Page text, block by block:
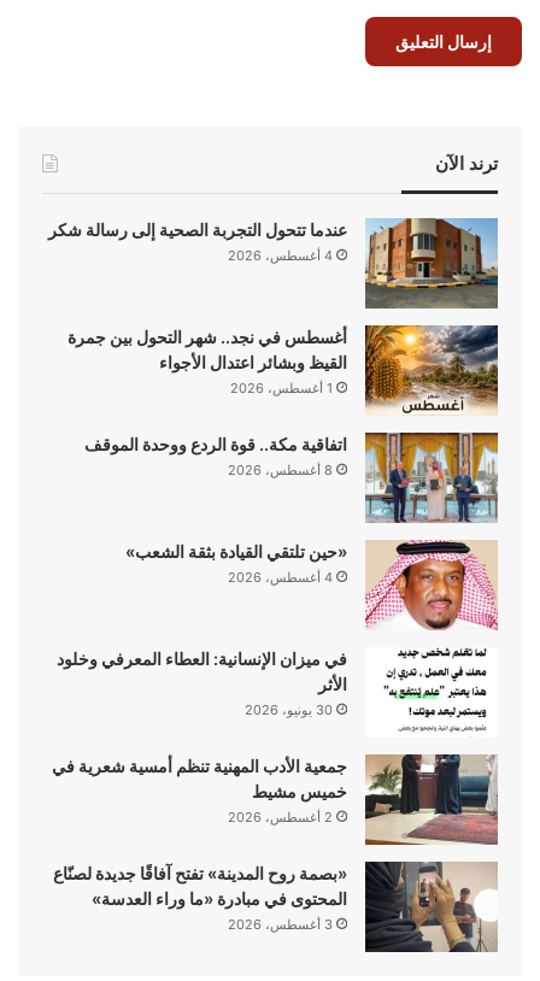
ترند الآن
عندما تتحول التجربة الصحية إلى رسالة شكر
4 أغسطس، 2026
أغسطس في نجد.. شهر التحول بين جمرة
القيظ وبشائر اعتدال الأجواء
1 أغسطس، 2026
اتفاقية مكة.. قوة الردع ووحدة الموقف
8 أغسطس، 2026
«حين تلتقي القيادة بثقة الشعب»
4 أغسطس، 2026
في ميزان الإنسانية: العطاء المعرفي وخلود
الأثر
30 يونيو، 2026
جمعية الأدب المهنية تنظم أمسية شعرية في
خميس مشيط
2 أغسطس، 2026
«بصمة روح المدينة» تفتح آفاقًا جديدة لصنّاع
المحتوى في مبادرة «ما وراء العدسة»
3 أغسطس، 2026